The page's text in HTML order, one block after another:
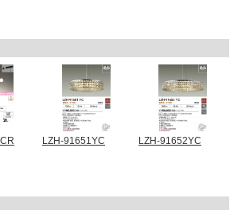
LZH-91651YC LZH-91652YC